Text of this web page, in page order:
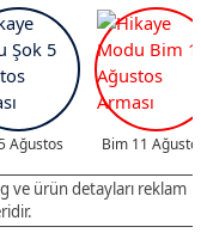
299,00 TL
279,00 TL
699,00 TL
399,00 TL
129,00 TL
Ağustos Bim 11
ve ürün detayları reklam